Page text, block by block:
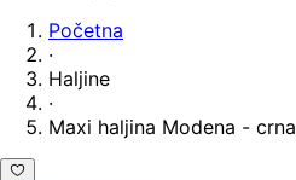
Početna
·
Haljine
·
Maxi haljina Modena - crna